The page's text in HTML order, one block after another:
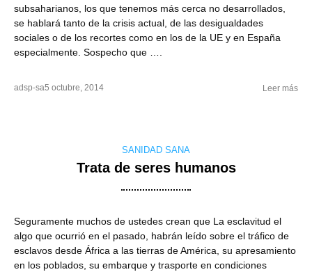
subsaharianos, los que tenemos más cerca no desarrollados,
se hablará tanto de la crisis actual, de las desigualdades
sociales o de los recortes como en los de la UE y en España
especialmente. Sospecho que ….
adsp-sa5 octubre, 2014 Leer más
SANIDAD SANA
Trata de seres humanos
Seguramente muchos de ustedes crean que La esclavitud el
algo que ocurrió en el pasado, habrán leído sobre el tráfico de
esclavos desde África a las tierras de América, su apresamiento
en los poblados, su embarque y trasporte en condiciones